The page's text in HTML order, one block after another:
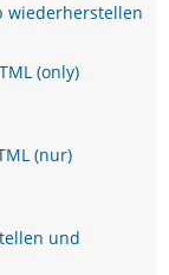
wiederherstellen
(only)
(nur)
und